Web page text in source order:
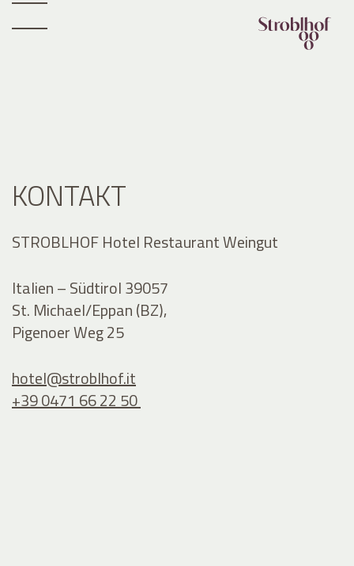
KONTAKT
STROBLHOF Hotel Restaurant Weingut
Italien – Südtirol 39057
St. Michael/Eppan (BZ),
Pigenoer Weg 25
hotel@stroblhof.it
+39 0471 66 22 50